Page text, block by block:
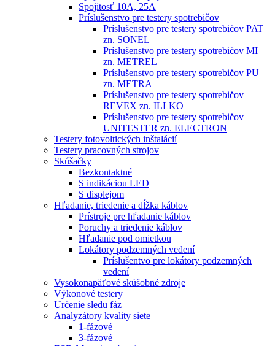
Spojitosť 10A, 25A
Príslušenstvo pre testery spotrebičov
Príslušenstvo pre testery spotrebičov PAT
zn. SONEL
Príslušenstvo pre testery spotrebičov MI
zn. METREL
Príslušenstvo pre testery spotrebičov PU
zn. METRA
Príslušenstvo pre testery spotrebičov
REVEX zn. ILLKO
Príslušenstvo pre testery spotrebičov
UNITESTER zn. ELECTRON
Testery fotovoltických inštalácií
Testery pracovných strojov
Skúšačky
Bezkontaktné
S indikáciou LED
S displejom
Hľadanie, triedenie a dĺžka káblov
Prístroje pre hľadanie káblov
Poruchy a triedenie káblov
Hľadanie pod omietkou
Lokátory podzemných vedení
Príslušentvo pre lokátory podzemných
vedení
Vysokonapäťové skúšobné zdroje
Výkonové testery
Určenie sledu fáz
Analyzátory kvality siete
1-fázové
3-fázové